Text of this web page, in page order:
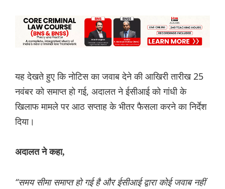
यह देखते हुए कि नोटिस का जवाब देने की आखिरी तारीख 25
नवंबर को समाप्त हो गई, अदालत ने ईसीआई को गांधी के
खिलाफ मामले पर आठ सप्ताह के भीतर फैसला करने का निर्देश
दिया।
अदालत ने कहा,
“समय सीमा समाप्त हो गई है और ईसीआई द्वारा कोई जवाब नहीं